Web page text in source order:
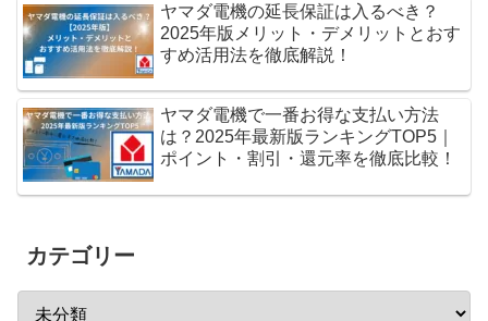
ヤマダ電機の延長保証は入るべき？
2025年版メリット・デメリットとおす
すめ活用法を徹底解説！
ヤマダ電機で一番お得な支払い方法
は？2025年最新版ランキングTOP5｜
ポイント・割引・還元率を徹底比較！
カテゴリー